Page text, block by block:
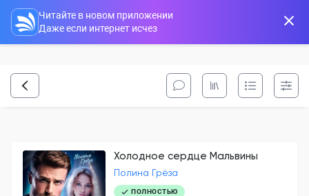
Читайте в новом приложении
Даже если интернет исчез
Холодное сердце Мальвины
Полина Грёза
ПОЛНОСТЬЮ